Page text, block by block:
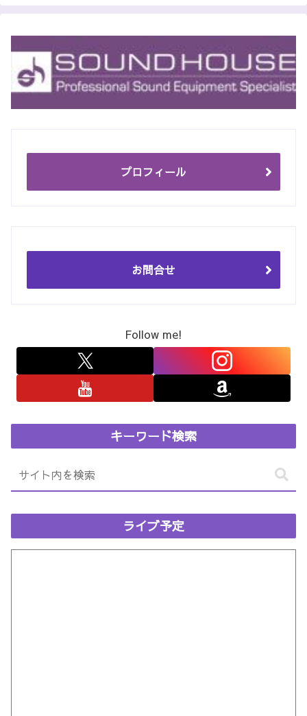
プロフィール
お問合せ
Follow me!
キーワード検索
ライブ予定